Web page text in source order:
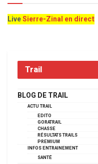
LiveSierre-Zinal en direct
Trail
BLOG DE TRAIL
ACTU TRAIL
EDITO
GORATRAIL
CHASSE
RÉSULTATS TRAILS
PREMIUM
INFOS ENTRAINEMENT
SANTÉ